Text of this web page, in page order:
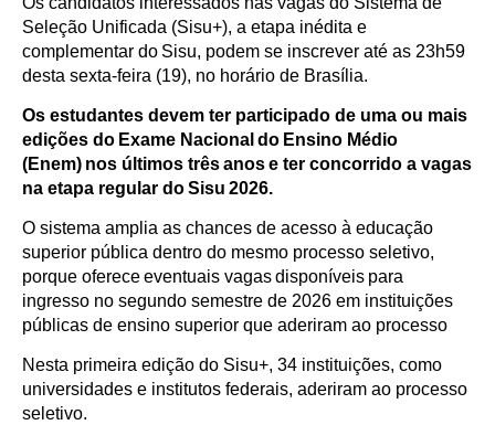
Seleção Unificada (Sisu+), a etapa inédita e
complementar do Sisu, podem se inscrever até as 23h59
desta sexta-feira (19), no horário de Brasília.
Os estudantes devem ter participado de uma ou mais
edições do Exame Nacional do Ensino Médio
(Enem) nos últimos três anos e ter concorrido a vagas
na etapa regular do Sisu 2026.
O sistema amplia as chances de acesso à educação
superior pública dentro do mesmo processo seletivo,
porque oferece eventuais vagas disponíveis para
ingresso no segundo semestre de 2026 em instituições
públicas de ensino superior que aderiram ao processo
Nesta primeira edição do Sisu+, 34 instituições, como
universidades e institutos federais, aderiram ao processo
seletivo.